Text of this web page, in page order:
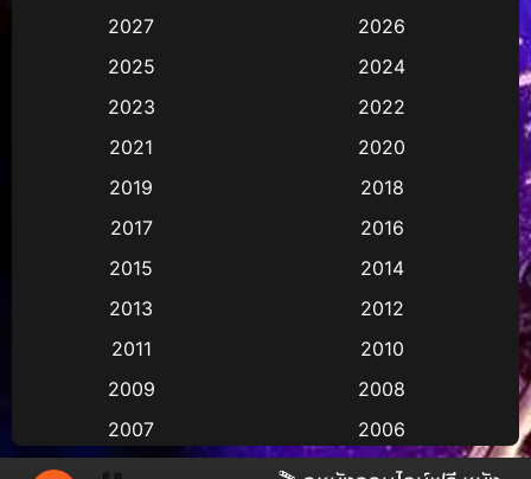
Animation การ์ตูน (247)
Based on a True Story สร้างจากเรื่องจริง (3)
2027
2026
2025
2024
2023
2022
2021
2020
2019
2018
2017
2016
2015
2014
2013
2012
2011
2010
2009
2008
2007
2006
2005
2004